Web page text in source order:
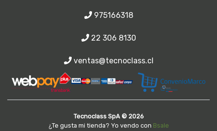
975166318
22 306 8130
ventas@tecnoclass.cl
Tecnoclass SpA © 2026
¿Te gusta mi tienda? Yo vendo con Bsale